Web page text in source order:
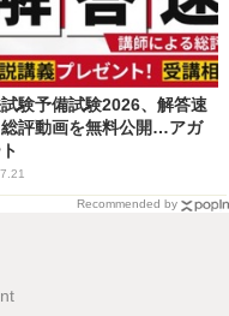
験予備試験2026、解答速
評動画を無料公開…アガ
Recommended by